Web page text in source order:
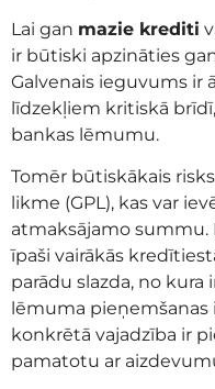
Lai gan mazie krediti
ir būtiski apzināties
Galvenais ieguvums ir
līdzekļiem kritiskā
bankas lēmumu.
Tomēr būtiskākais
likme (GPL), kas var
atmaksājamo summu.
īpaši vairākās
parādu slazda, no
lēmuma pieņemšanas
konkrētā vajadzība ir
pamatotu ar